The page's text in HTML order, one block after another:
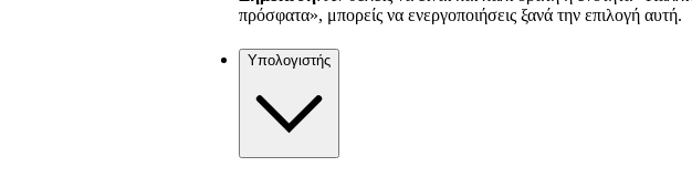
πρόσφατα», μπορείς να ενεργοποιήσεις ξανά την επιλογή αυτή.
Υπολογιστής